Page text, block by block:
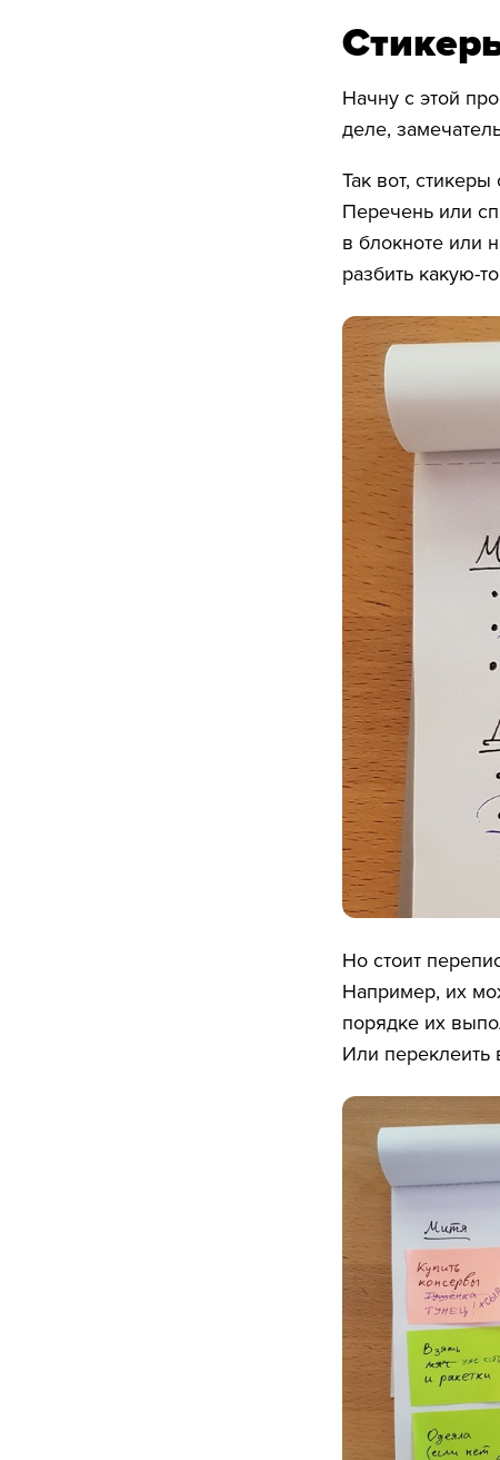
Начну с этой
деле,
Так вот,
Перечень или
в блокноте или
разбить какую-
Но стоит
Например, их
порядке их
Или переклеить